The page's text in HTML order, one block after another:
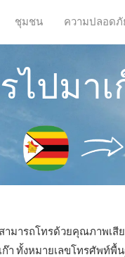
ชุมชน ความปลอดภั
ไปมา
ารถโทรด้วยคุณภาพเสีย
า ทั้งหมายเลขโทรศัพท์พื้